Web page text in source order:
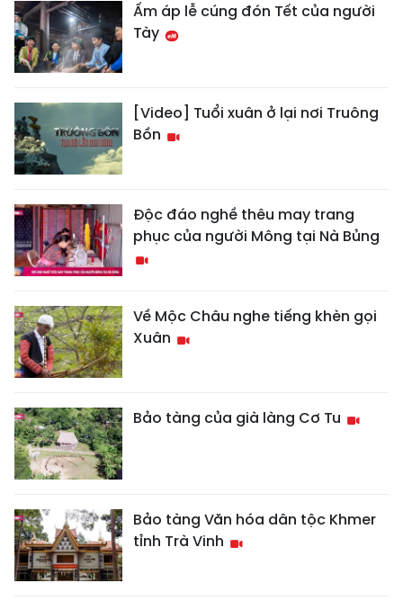
Ấm áp lễ cúng đón Tết của người
Tày
[Video] Tuổi xuân ở lại nơi Truông
Bồn
Độc đáo nghề thêu may trang
phục của người Mông tại Nà Bủng
Về Mộc Châu nghe tiếng khèn gọi
Xuân
Bảo tàng của già làng Cơ Tu
Bảo tàng Văn hóa dân tộc Khmer
tỉnh Trà Vinh